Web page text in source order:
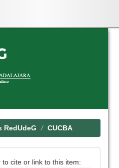
RedUdeG CUCBA
cite or link to this item: